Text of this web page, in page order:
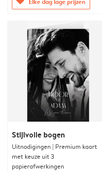
Stijlvolle bogen
Uitnodigingen | Premium kaart
met keuze uit 3
papierafwerkingen